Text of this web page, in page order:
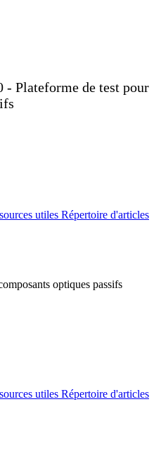
- Plateforme de test pour
utiles Répertoire d'articles
optiques passifs
utiles Répertoire d'articles